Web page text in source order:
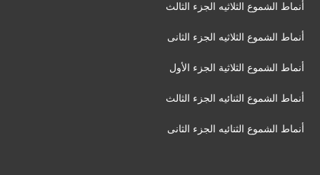
أنماط الشموع الثلاثيه الجزء الثالث
أنماط الشموع الثلاثيه الجزء الثانى
أنماط الشموع الثلاثية الجزء الأول
أنماط الشموع الثنائيه الجزء الثالث
أنماط الشموع الثنائيه الجزء الثانى